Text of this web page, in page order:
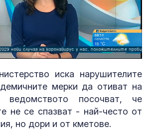
:
иска нарушителите
мерки да отиват на
ведомството посочват, че
не се спазват - най-често от
но дори и от кметове.